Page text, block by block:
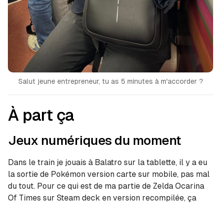
Salut jeune entrepreneur, tu as 5 minutes à m'accorder ?
À part ça
Jeux numériques du moment
Dans le train je jouais à Balatro sur la tablette, il y a eu
la sortie de Pokémon version carte sur mobile, pas mal
du tout. Pour ce qui est de ma partie de Zelda Ocarina
Of Times sur Steam deck en version recompilée, ça